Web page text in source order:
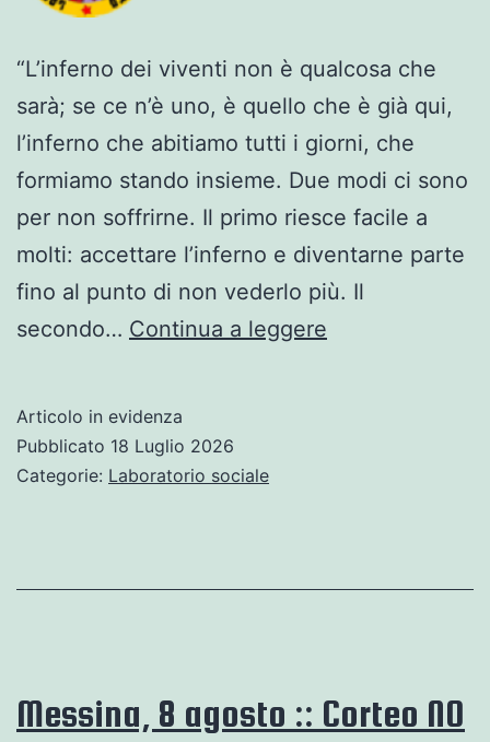
“L’inferno dei viventi non è qualcosa che
sarà; se ce n’è uno, è quello che è già qui,
l’inferno che abitiamo tutti i giorni, che
formiamo stando insieme. Due modi ci sono
per non soffrirne. Il primo riesce facile a
molti: accettare l’inferno e diventarne parte
fino al punto di non vederlo più. Il
secondo… Continua a leggere
Articolo in evidenza
Pubblicato 18 Luglio 2026
Categorie: Laboratorio sociale
Messina, 8 agosto :: Corteo NO